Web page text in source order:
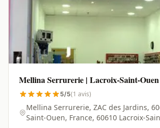
Mellina Serrurerie | Lacroix-Saint-Ouen
5/5(1 avis)
Mellina Serrurerie, ZAC des Jardins,
Saint-Ouen, France, 60610 Lacroix-